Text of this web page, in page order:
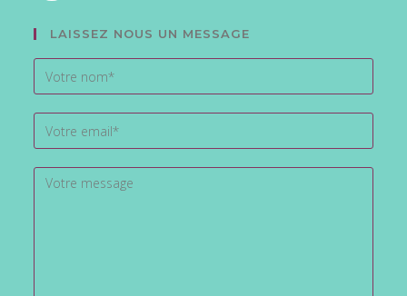
nouvel
onglet
LAISSEZ NOUS UN MESSAGE